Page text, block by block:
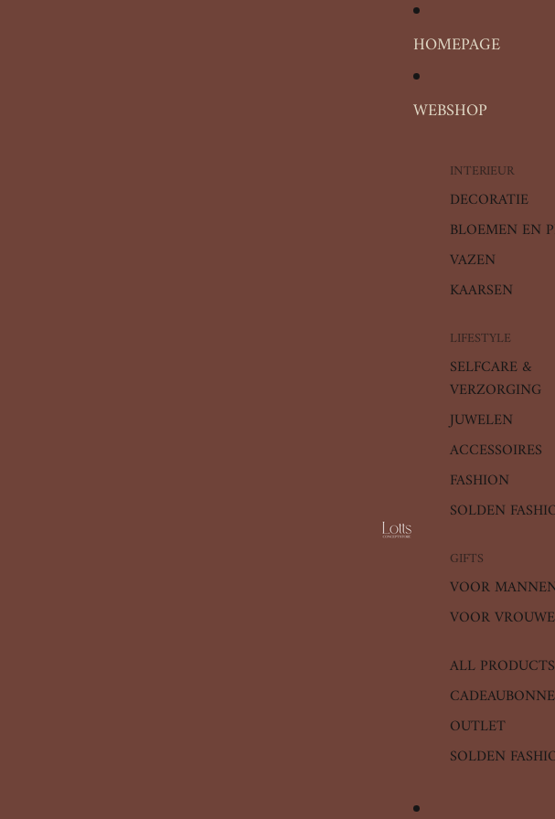
HOMEPAGE
WEBSHOP
INTERIEUR
DECORATIE
BLOEMEN EN
VAZEN
KAARSEN
LIFESTYLE
SELFCARE &
VERZORGING
JUWELEN
ACCESSOIRES
FASHION
SOLDEN
GIFTS
VOOR
VOOR
ALL PRODUCTS
OUTLET
SOLDEN